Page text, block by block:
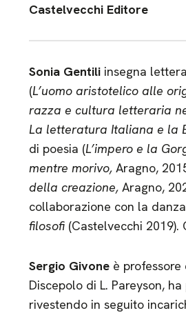
Castelvecchi Editore
Sonia Gentiliinsegna
(L’uomo aristotelico alle
razza e cultura letteraria
La letteratura Italiana e la
di poesia (L’impero e la
mentre morivo, Aragno,
della creazione, Aragno,
collaborazione con la
filosofi (Castelvecchi
Sergio Givoneè professore
Discepolo di L. Pareyson,
rivestendo in seguito